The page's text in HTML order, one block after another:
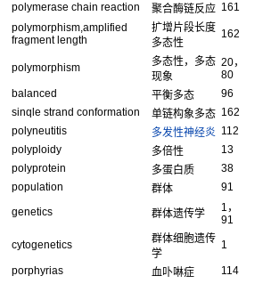
polymerase chain reaction
聚合酶链反应 161
polymorphism,amplified
fragment length
扩增片段长度
多态性
162
polymorphism
多态性，多态
现象
20，
80
balanced
平衡多态
96
sinqle strand conformation
单链构象多态 162
polyneutitis
多发性神经炎 112
polyploidy
多倍性
13
polyprotein
多蛋白质
38
population
群体
91
genetics
群体遗传学
1，
91
cytogenetics
群体细胞遗传
学
1
porphyrias 血卟啉症
114